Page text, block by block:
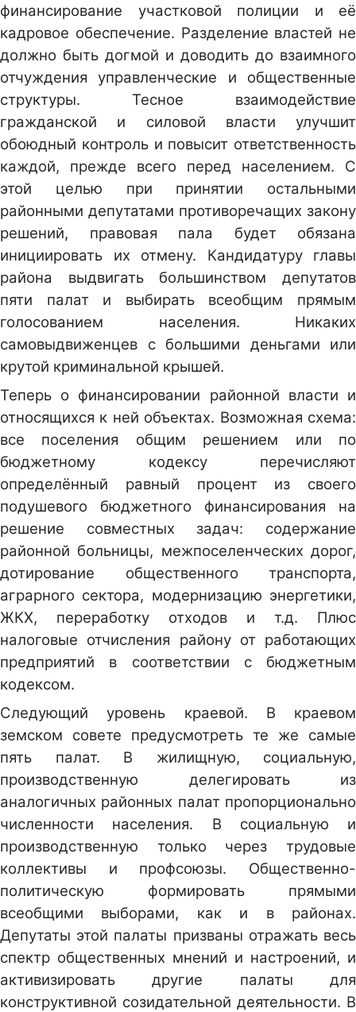
финансирование участковой полиции и её
кадровое обеспечение. Разделение властей не
должно быть догмой и доводить до взаимного
отчуждения управленческие и общественные
структуры. Тесное взаимодействие
гражданской и силовой власти улучшит
обоюдный контроль и повысит ответственность
каждой, прежде всего перед населением. С
этой целью при принятии остальными
районными депутатами противоречащих закону
решений, правовая пала будет обязана
инициировать их отмену. Кандидатуру главы
района выдвигать большинством депутатов
пяти палат и выбирать всеобщим прямым
голосованием населения. Никаких
самовыдвиженцев с большими деньгами или
крутой криминальной крышей.
Теперь о финансировании районной власти и
относящихся к ней объектах. Возможная схема:
все поселения общим решением или по
бюджетному кодексу перечисляют
определённый равный процент из своего
подушевого бюджетного финансирования на
решение совместных задач: содержание
районной больницы, межпоселенческих дорог,
дотирование общественного транспорта,
аграрного сектора, модернизацию энергетики,
ЖКХ, переработку отходов и т.д. Плюс
налоговые отчисления району от работающих
предприятий в соответствии с бюджетным
кодексом.
Следующий уровень краевой. В краевом
земском совете предусмотреть те же самые
пять палат. В жилищную, социальную,
производственную делегировать из
аналогичных районных палат пропорционально
численности населения. В социальную и
производственную только через трудовые
коллективы и профсоюзы. Общественно-
политическую формировать прямыми
всеобщими выборами, как и в районах.
Депутаты этой палаты призваны отражать весь
спектр общественных мнений и настроений, и
активизировать другие палаты для
конструктивной созидательной деятельности. В